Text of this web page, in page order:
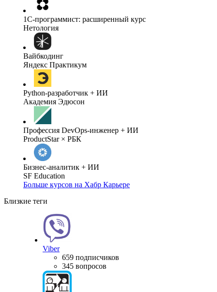
1C-программист: расширенный курс
Нетология
Вайбкодинг
Яндекс Практикум
Python-разработчик + ИИ
Академия Эдюсон
Профессия DevOps-инженер + ИИ
ProductStar × РБК
Бизнес-аналитик + ИИ
SF Education
Больше курсов на Хабр Карьере
Близкие теги
Viber
659 подписчиков
345 вопросов